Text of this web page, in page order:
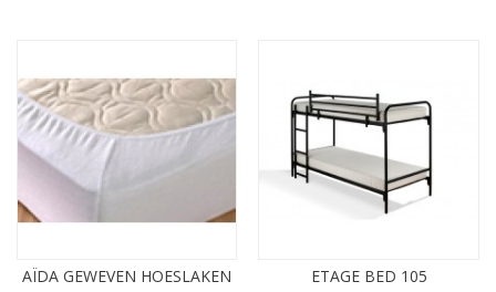
AÏDA GEWEVEN HOESLAKEN ETAGE BED 105